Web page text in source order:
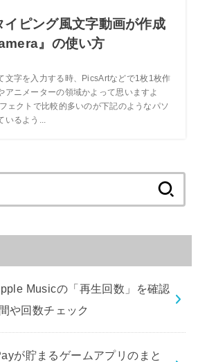
イピング風文字動画が作成
』の使い方
文字を入力する時、PicsArtなどで1枚1枚作
アニメーターの領域かよって思いますよ
ェクトで比較的多いのが下記のようなパソ
いるよう...
索:
Musicの「再生回数」を確認
や回数チェック
が貯まるゲームアプリのまと